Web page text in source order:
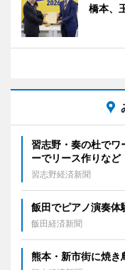
橋本、
習志野・奏の杜で
ーでリース作りなど
習志野経済新聞
飯田でピアノ演奏
飯田経済新聞
熊本・新市街に焼